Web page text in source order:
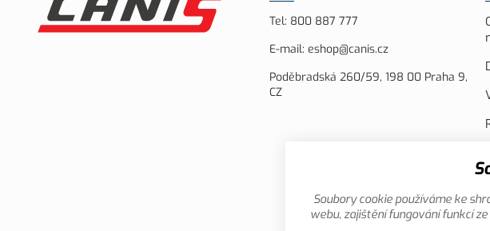
Tel: 800 887 777
E-mail: eshop@canis.cz
Poděbradská 260/59, 198 00 Praha 9,
CZ
Soubory cookie používáme ke
webu, zajištění fungování funkcí